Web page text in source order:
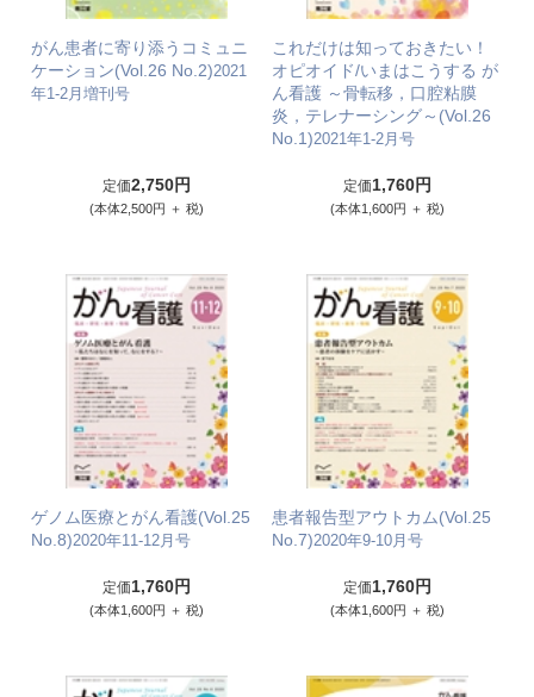
がん患者に寄り添うコミュニ
ケーション(Vol.26 No.2)2021
年1-2月増刊号
定価2,750円
(本体2,500円 ＋ 税)
これだけは知っておきたい！
オピオイド/いまはこうする が
ん看護 ～骨転移，口腔粘膜
炎，テレナーシング～(Vol.26
No.1)2021年1-2月号
定価1,760円
(本体1,600円 ＋ 税)
ゲノム医療とがん看護(Vol.25
No.8)2020年11-12月号
定価1,760円
(本体1,600円 ＋ 税)
患者報告型アウトカム(Vol.25
No.7)2020年9-10月号
定価1,760円
(本体1,600円 ＋ 税)